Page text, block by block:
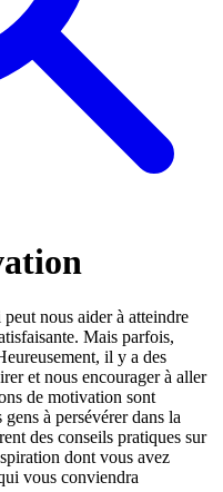
nous aider à atteindre
Mais parfois,
il y a des
et nous encourager à aller
de motivation sont
à persévérer dans la
des conseils pratiques sur
dont vous avez
vous conviendra